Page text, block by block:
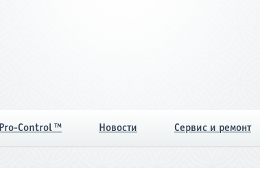
Pro-Control ™ Новости Сервис и ремонт